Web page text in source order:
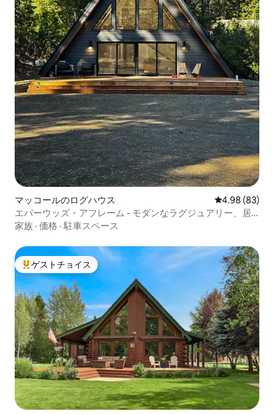
マッコールのログハウス レビュー83
4.98 (83)
エバーウッズ・アフレーム - モダンなラグジュアリー、居
心地の良い山のリトリート
家族 · 価格 ·駐車スペース
大好評のゲストチョイスです。
ゲストチョイス